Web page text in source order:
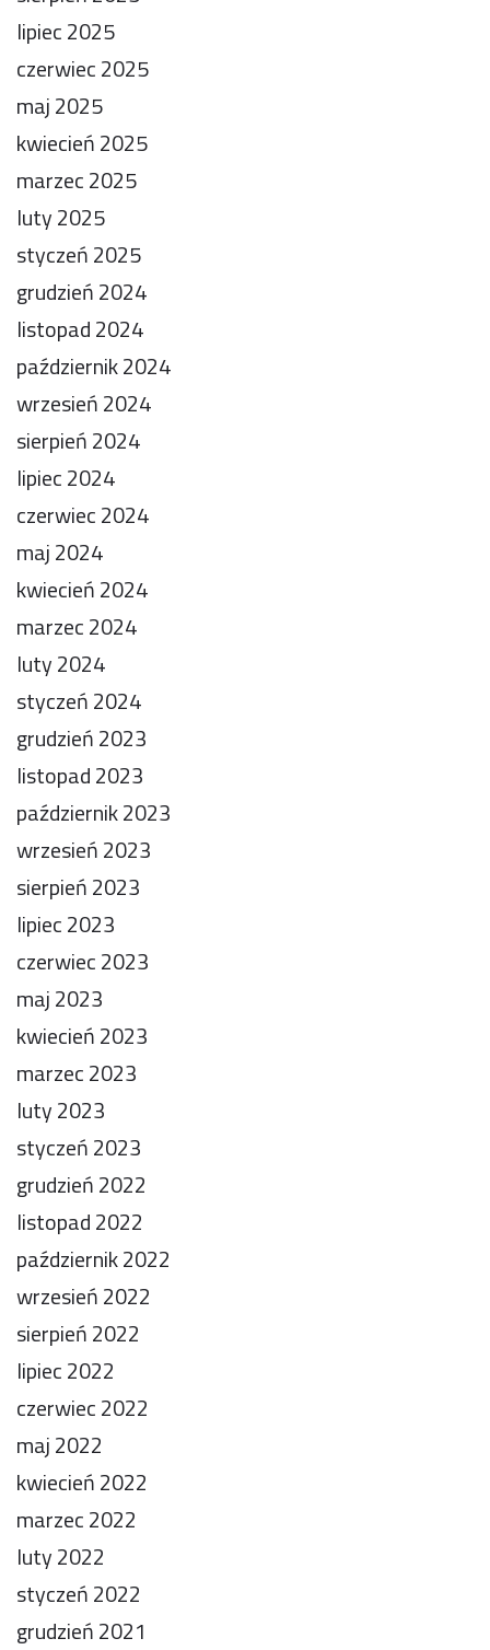
lipiec 2025
czerwiec 2025
maj 2025
kwiecień 2025
marzec 2025
luty 2025
styczeń 2025
grudzień 2024
listopad 2024
październik 2024
wrzesień 2024
sierpień 2024
lipiec 2024
czerwiec 2024
maj 2024
kwiecień 2024
marzec 2024
luty 2024
styczeń 2024
grudzień 2023
listopad 2023
październik 2023
wrzesień 2023
sierpień 2023
lipiec 2023
czerwiec 2023
maj 2023
kwiecień 2023
marzec 2023
luty 2023
styczeń 2023
grudzień 2022
listopad 2022
październik 2022
wrzesień 2022
sierpień 2022
lipiec 2022
czerwiec 2022
maj 2022
kwiecień 2022
marzec 2022
luty 2022
styczeń 2022
grudzień 2021